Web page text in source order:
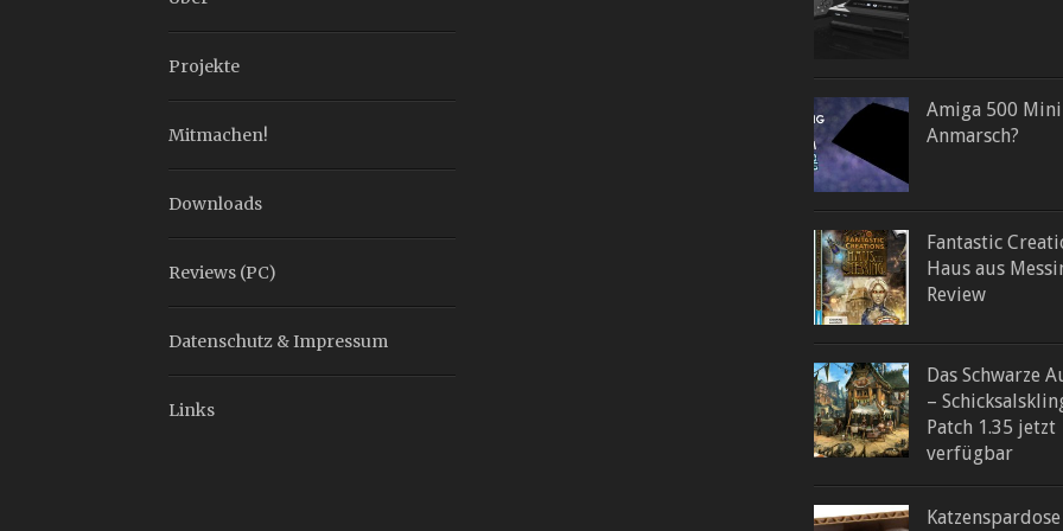
Projekte
Mitmachen!
Downloads
Reviews (PC)
Datenschutz & Impressum
Links
Amiga 500
Anmarsch?
Fantastic
Haus aus
Review
Das Schwarze
–
Patch 1.35 jetzt
verfügbar
Katzenspardose